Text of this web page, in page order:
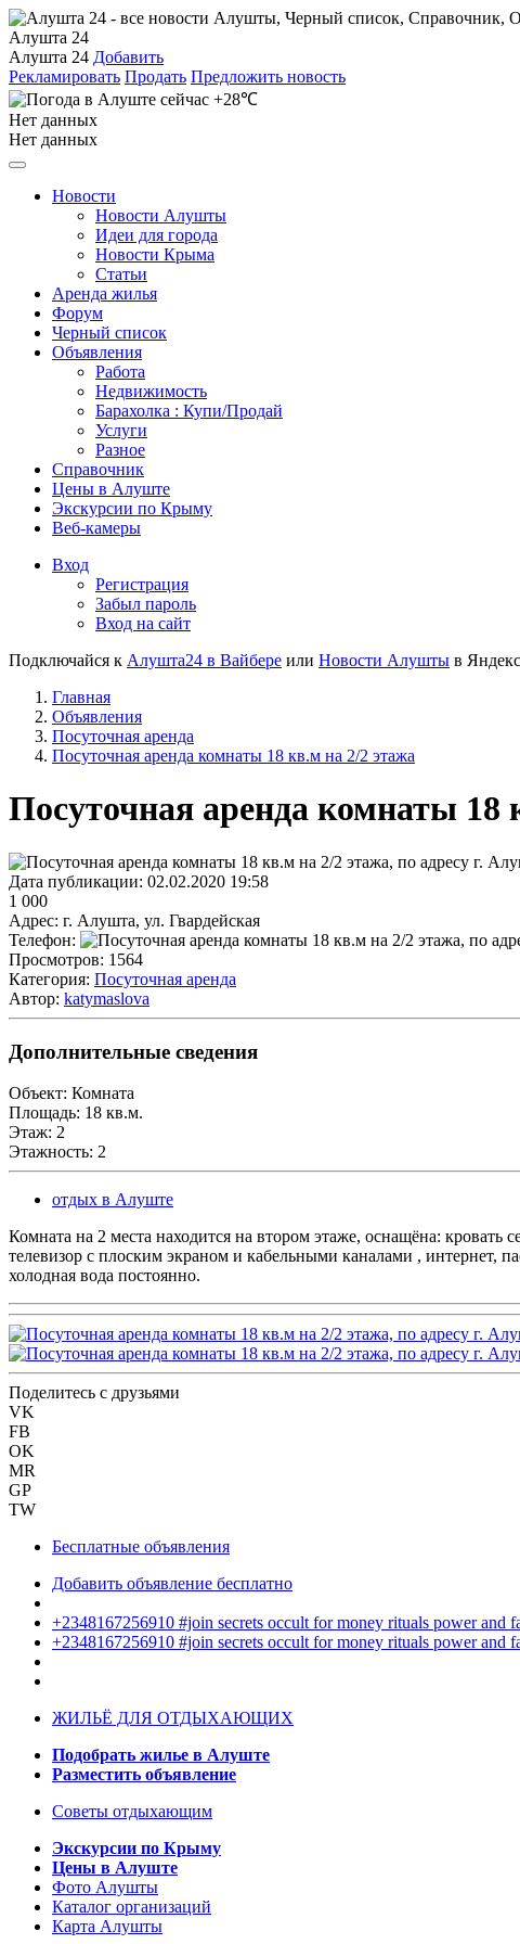
Алушта 24
Алушта 24 Добавить
Рекламировать Продать Предложить новость
+28℃
Нет данных
Нет данных
Новости
Новости Алушты
Идеи для города
Новости Крыма
Статьи
Аренда жилья
Форум
Черный список
Объявления
Работа
Недвижимость
Барахолка : Купи/Продай
Услуги
Разное
Справочник
Цены в Алуште
Экскурсии по Крыму
Веб-камеры
Вход
Регистрация
Забыл пароль
Вход на сайт
Подключайся к Алушта24 в Вайбере или Новости Алушты в
Главная
Объявления
Посуточная аренда
Посуточная аренда комнаты 18 кв.м на 2/2 этажа
Посуточная аренда комнаты 18
Дата публикации: 02.02.2020 19:58
1 000
Адрес: г. Алушта, ул. Гвардейская
Телефон:
Просмотров: 1564
Категория: Посуточная аренда
Автор: katymaslova
Дополнительные сведения
Объект: Комната
Площадь: 18 кв.м.
Этаж: 2
Этажность: 2
отдых в Алуште
Комната на 2 места находится на втором этаже, оснащёна:
телевизор с плоским экраном и кабельными каналами , интернет,
холодная вода постоянно.
Поделитесь с друзьями
VK
FB
OK
MR
GP
TW
Бесплатные объявления
Добавить объявление бесплатно
+2348167256910 #join secrets occult for money rituals power and
+2348167256910 #join secrets occult for money rituals power and
ЖИЛЬЁ ДЛЯ ОТДЫХАЮЩИХ
Подобрать жилье в Алуште
Разместить объявление
Советы отдыхающим
Экскурсии по Крыму
Цены в Алуште
Фото Алушты
Каталог организаций
Карта Алушты